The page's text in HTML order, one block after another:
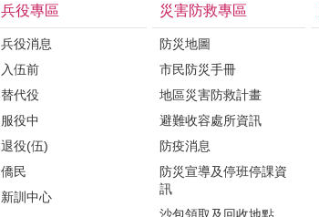
兵役專區
兵役消息
入伍前
替代役
服役中
退役(伍)
僑民
新訓中心
災害防救專區
防災地圖
市民防災手冊
地區災害防救計畫
避難收容處所資訊
防疫消息
防災宣導及停班停課資
訊